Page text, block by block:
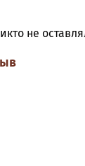
режиме от
не